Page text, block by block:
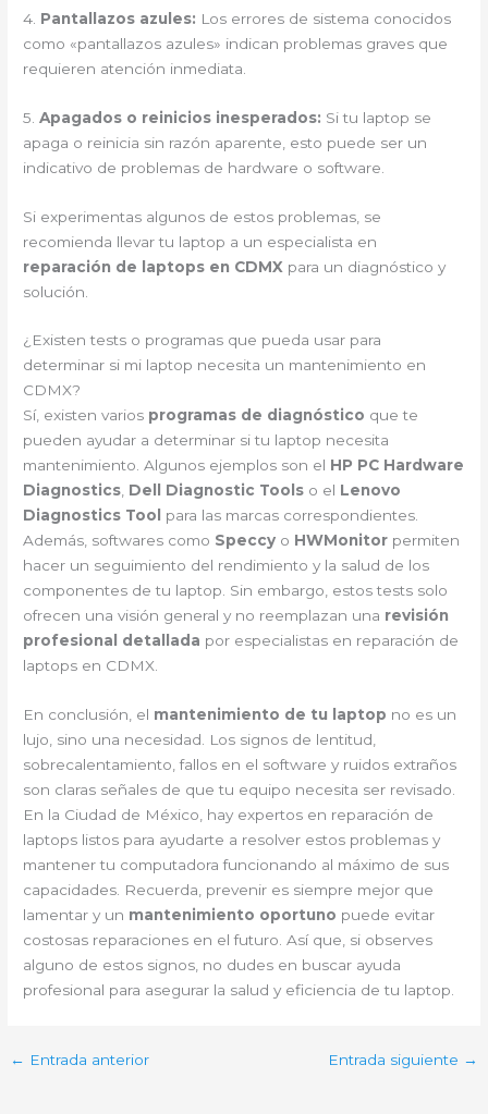
4. Pantallazos azules: Los errores de sistema conocidos
como «pantallazos azules» indican problemas graves que
requieren atención inmediata.
5.Apagados o reinicios inesperados: Si tu laptop se
apaga o reinicia sin razón aparente, esto puede ser un
indicativo de problemas de hardware o software.
Si experimentas algunos de estos problemas, se
recomienda llevar tu laptop a un especialista en
reparación de laptops en CDMX para un diagnóstico y
solución.
¿Existen tests o programas que pueda usar para
determinar si mi laptop necesita un mantenimiento en
CDMX?
Sí, existen varios programas de diagnóstico que te
pueden ayudar a determinar si tu laptop necesita
mantenimiento. Algunos ejemplos son el HP PC Hardware
Diagnostics, Dell Diagnostic Tools o el Lenovo
Diagnostics Tool
para las marcas correspondientes.
Además, softwares como Speccy o HWMonitor permiten
hacer un seguimiento del rendimiento y la salud de los
componentes de tu laptop. Sin embargo, estos tests solo
ofrecen una visión general y no reemplazan una revisión
profesional detallada por especialistas en reparación de
laptops en CDMX.
En conclusión, el mantenimiento de tu laptop no es un
lujo, sino una necesidad. Los signos de lentitud,
sobrecalentamiento, fallos en el software y ruidos extraños
son claras señales de que tu equipo necesita ser revisado.
En la Ciudad de México, hay expertos en reparación de
laptops listos para ayudarte a resolver estos problemas y
mantener tu computadora funcionando al máximo de sus
capacidades. Recuerda, prevenir es siempre mejor que
lamentar y un mantenimiento oportuno puede evitar
costosas reparaciones en el futuro. Así que, si observes
alguno de estos signos, no dudes en buscar ayuda
profesional para asegurar la salud y eficiencia de tu laptop.
← Entrada anterior Entrada siguiente →